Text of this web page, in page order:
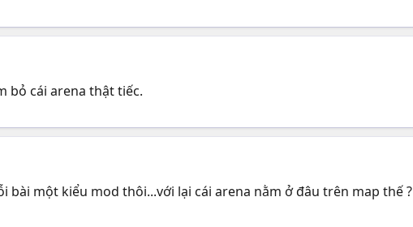
bỏ cái arena thật tiếc.
bài một kiểu mod thôi...với lại cái arena nằm ở đâu trên map thế ?